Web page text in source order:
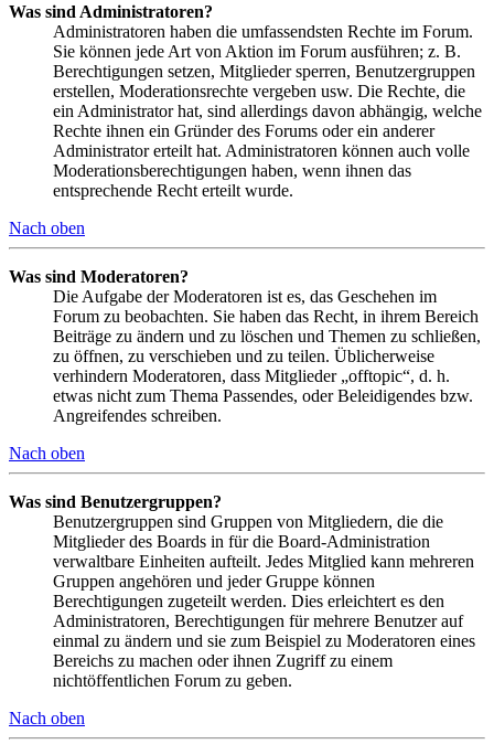
Was sind Administratoren?
Administratoren haben die umfassendsten Rechte im Forum.
Sie können jede Art von Aktion im Forum ausführen; z. B.
Berechtigungen setzen, Mitglieder sperren, Benutzergruppen
erstellen, Moderationsrechte vergeben usw. Die Rechte, die
ein Administrator hat, sind allerdings davon abhängig, welche
Rechte ihnen ein Gründer des Forums oder ein anderer
Administrator erteilt hat. Administratoren können auch volle
Moderationsberechtigungen haben, wenn ihnen das
entsprechende Recht erteilt wurde.
Nach oben
Was sind Moderatoren?
Die Aufgabe der Moderatoren ist es, das Geschehen im
Forum zu beobachten. Sie haben das Recht, in ihrem Bereich
Beiträge zu ändern und zu löschen und Themen zu schließen,
zu öffnen, zu verschieben und zu teilen. Üblicherweise
verhindern Moderatoren, dass Mitglieder „offtopic“, d. h.
etwas nicht zum Thema Passendes, oder Beleidigendes bzw.
Angreifendes schreiben.
Nach oben
Was sind Benutzergruppen?
Benutzergruppen sind Gruppen von Mitgliedern, die die
Mitglieder des Boards in für die Board-Administration
verwaltbare Einheiten aufteilt. Jedes Mitglied kann mehreren
Gruppen angehören und jeder Gruppe können
Berechtigungen zugeteilt werden. Dies erleichtert es den
Administratoren, Berechtigungen für mehrere Benutzer auf
einmal zu ändern und sie zum Beispiel zu Moderatoren eines
Bereichs zu machen oder ihnen Zugriff zu einem
nichtöffentlichen Forum zu geben.
Nach oben